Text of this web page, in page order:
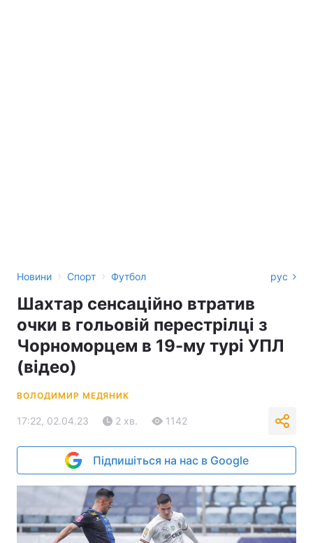
Новини › Спорт › Футбол рус
Шахтар сенсаційно втратив
очки в гольовій перестрілці з
Чорноморцем в 19-му турі УПЛ
(відео)
ВОЛОДИМИР МЕДЯНИК
17:22, 02.04.23 2 хв. 1142
Підпишіться на нас в Google